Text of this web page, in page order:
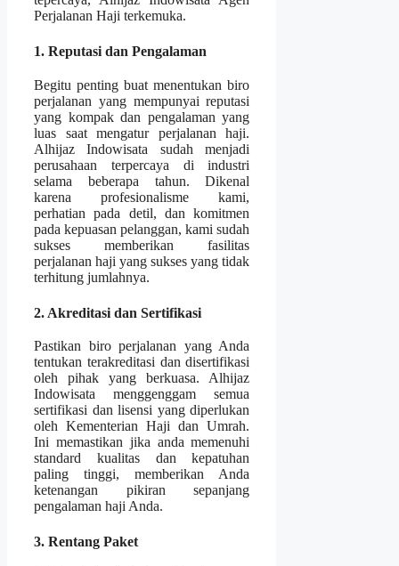
Perjalanan Haji terkemuka.
1. Reputasi dan Pengalaman
Begitu penting buat menentukan biro
perjalanan yang mempunyai reputasi
yang kompak dan pengalaman yang
luas saat mengatur perjalanan haji.
Alhijaz Indowisata sudah menjadi
perusahaan terpercaya di industri
selama beberapa tahun. Dikenal
karena profesionalisme kami,
perhatian pada detil, dan komitmen
pada kepuasan pelanggan, kami sudah
sukses memberikan fasilitas
perjalanan haji yang sukses yang tidak
terhitung jumlahnya.
2. Akreditasi dan Sertifikasi
Pastikan biro perjalanan yang Anda
tentukan terakreditasi dan disertifikasi
oleh pihak yang berkuasa. Alhijaz
Indowisata menggenggam semua
sertifikasi dan lisensi yang diperlukan
oleh Kementerian Haji dan Umrah.
Ini memastikan jika anda memenuhi
standard kualitas dan kepatuhan
paling tinggi, memberikan Anda
ketenangan pikiran sepanjang
pengalaman haji Anda.
3. Rentang Paket